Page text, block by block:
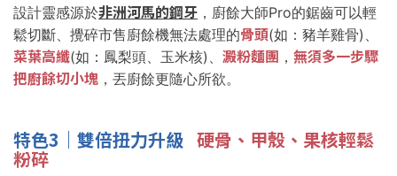
設計靈感源於非洲河馬的鋼牙 ，廚餘大師Pro的鋸齒可以輕
鬆切斷、攪碎市售廚餘機無法處理的骨頭(如：豬羊雞骨)、
菜葉高纖(如：鳳梨頭、玉米核)、 澱粉麵團 ， 無須多一步驟
把廚餘切小塊 ，丟廚餘更隨心所欲。
特色3 ｜ 雙倍扭力升級 硬骨、甲殼、果核輕鬆
粉碎